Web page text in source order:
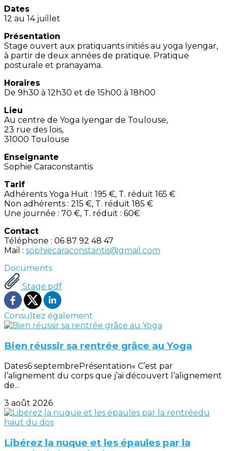
Dates
12 au 14 juillet
Présentation
Stage ouvert aux pratiquants initiés au yoga Iyengar,
à partir de deux années de pratique. Pratique
posturale et pranayama.
Horaires
De 9h30 à 12h30 et de 15h00 à 18h00
Lieu
Au centre de Yoga Iyengar de Toulouse,
23 rue des lois,
31000 Toulouse
Enseignante
Sophie Caraconstantis
Tarif
Adhérents Yoga Huit : 195 €, T. réduit 165 €
Non adhérents : 215 €, T. réduit 185 €
Une journée : 70 €, T. réduit : 60€
Contact
Téléphone : 06 87 92 48 47
Mail : sophiecaraconstantis@gmail.com
Documents
Stage.pdf
Consultez également
Bien réussir sa rentrée grâce au Yoga
Dates6 septembrePrésentation« C’est par
l’alignement du corps que j’ai découvert l’alignement
de...
3 août 2026
Libérez la nuque et les épaules par la